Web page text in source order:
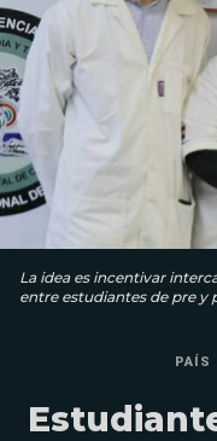
La idea es incentivar
entre estudiantes de pre y
PAÍS